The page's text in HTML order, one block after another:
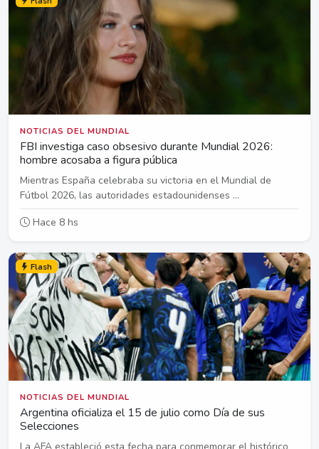
NOTICIAS DEL MUNDIAL
FBI investiga caso obsesivo durante Mundial 2026:
hombre acosaba a figura pública
Mientras España celebraba su victoria en el Mundial de
Fútbol 2026, las autoridades estadounidenses ...
Hace 8 hs
Flash
NOTICIAS DEL MUNDIAL
Argentina oficializa el 15 de julio como Día de sus
Selecciones